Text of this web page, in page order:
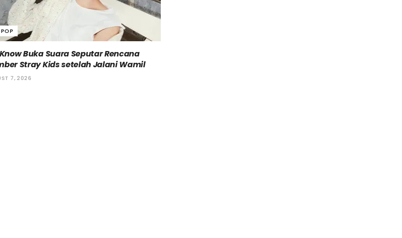
Buka Suara Seputar Rencana
Stray Kids setelah Jalani Wamil
7, 2026